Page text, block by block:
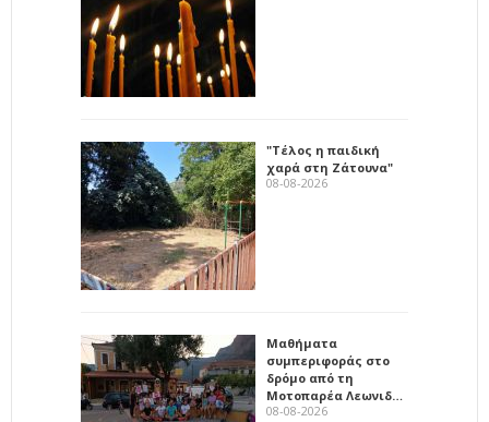
"Τέλος η παιδική
χαρά στη Ζάτουνα"
08-08-2026
Μαθήματα
συμπεριφοράς στο
δρόμο από τη
Μοτοπαρέα Λεωνιδ…
08-08-2026